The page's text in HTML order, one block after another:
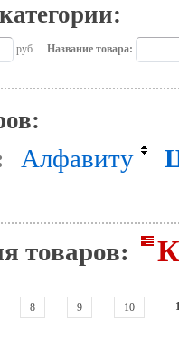
руб. Название товара:
Алфавиту
товаров:
8 9 10